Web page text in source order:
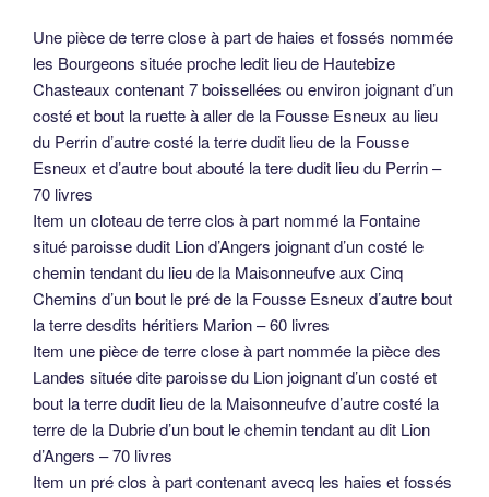
Une pièce de terre close à part de haies et fossés nommée
les Bourgeons située proche ledit lieu de Hautebize
Chasteaux contenant 7 boissellées ou environ joignant d’un
costé et bout la ruette à aller de la Fousse Esneux au lieu
du Perrin d’autre costé la terre dudit lieu de la Fousse
Esneux et d’autre bout abouté la tere dudit lieu du Perrin –
70 livres
Item un cloteau de terre clos à part nommé la Fontaine
situé paroisse dudit Lion d’Angers joignant d’un costé le
chemin tendant du lieu de la Maisonneufve aux Cinq
Chemins d’un bout le pré de la Fousse Esneux d’autre bout
la terre desdits héritiers Marion – 60 livres
Item une pièce de terre close à part nommée la pièce des
Landes située dite paroisse du Lion joignant d’un costé et
bout la terre dudit lieu de la Maisonneufve d’autre costé la
terre de la Dubrie d’un bout le chemin tendant au dit Lion
d’Angers – 70 livres
Item un pré clos à part contenant avecq les haies et fossés